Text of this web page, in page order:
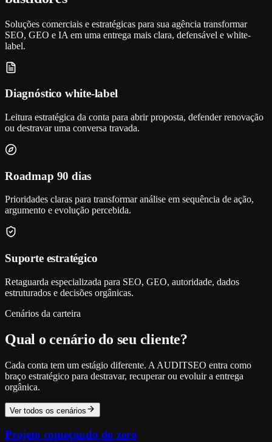
Soluções comerciais e estratégicas para sua agência transformar
SEO, GEO e IA em uma entrega mais clara, defensável e white-
label.
Diagnóstico white-label
Leitura estratégica da conta para abrir proposta, defender renovação
ou destravar uma conversa travada.
Roadmap 90 dias
Prioridades claras para transformar análise em sequência de ação,
argumento e evolução percebida.
Suporte estratégico
Retaguarda especializada para SEO, GEO, autoridade, dados
estruturados e decisões orgânicas.
Cenários da carteira
Qual o cenário do seu cliente?
Cada conta tem um estágio diferente. A AUDITSEO entra como
braço estratégico para destravar, recuperar ou evoluir a entrega
orgânica.
Ver todos os cenários
Projeto começando do zero